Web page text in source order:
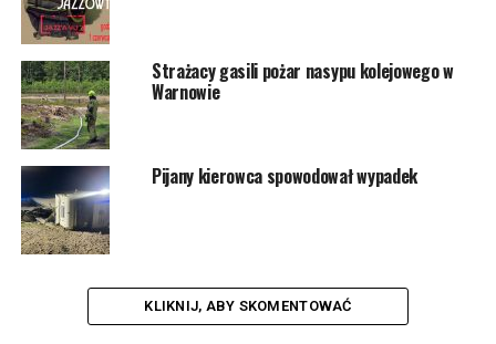
Strażacy gasili pożar nasypu kolejowego w
Warnowie
Pijany kierowca spowodował wypadek
KLIKNIJ, ABY SKOMENTOWAĆ